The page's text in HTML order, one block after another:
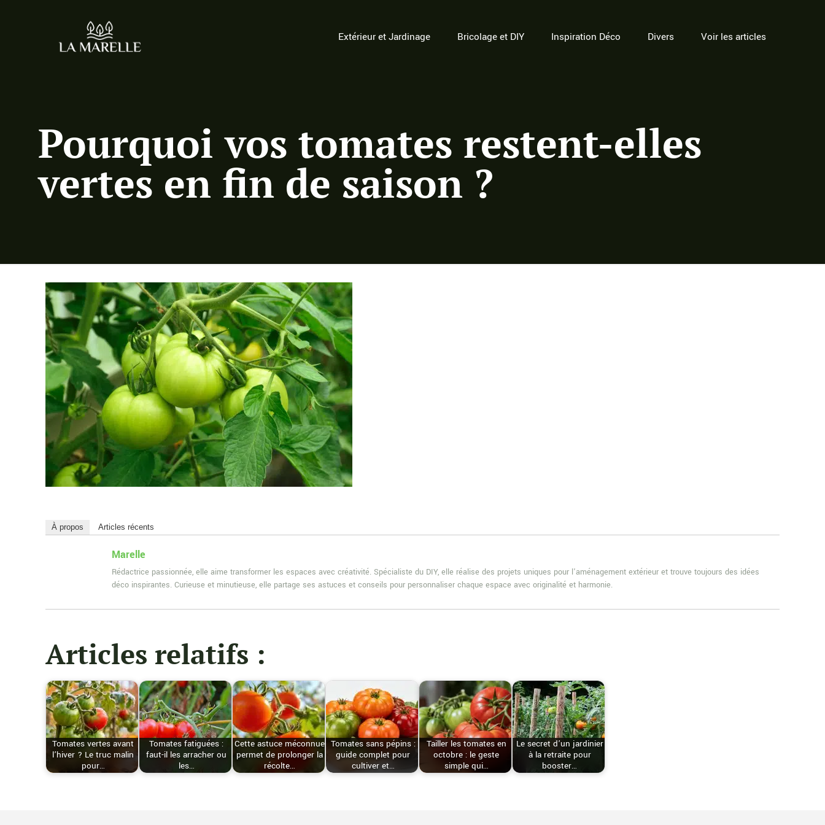
Extérieur et Jardinage Bricolage et DIY Inspiration Déco Divers Voir les articles
Pourquoi vos tomates restent-elles
vertes en fin de saison ?
À propos Articles récents
Marelle
Rédactrice passionnée, elle aime transformer les espaces avec créativité. Spécialiste du DIY, elle réalise des projets uniques pour l'aménagement extérieur et trouve toujours des idées
déco inspirantes. Curieuse et minutieuse, elle partage ses astuces et conseils pour personnaliser chaque espace avec originalité et harmonie.
Articles relatifs :
Tomates vertes avant
l’hiver ? Le truc malin
pour…
Tomates fatiguées :
faut-il les arracher ou
les…
Cette astuce méconnue
permet de prolonger la
récolte…
Tomates sans pépins :
guide complet pour
cultiver et…
Tailler les tomates en
octobre : le geste
simple qui…
Le secret d’un jardinier
à la retraite pour
booster…